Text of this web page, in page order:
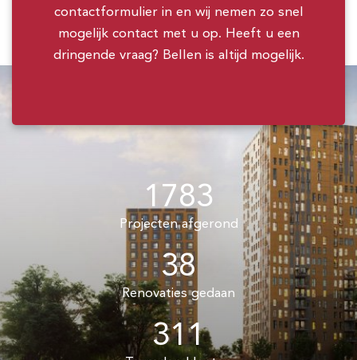
contactformulier in en wij nemen zo snel
mogelijk contact met u op. Heeft u een
dringende vraag? Bellen is altijd mogelijk.
1783
Projecten afgerond
38
Renovaties gedaan
311